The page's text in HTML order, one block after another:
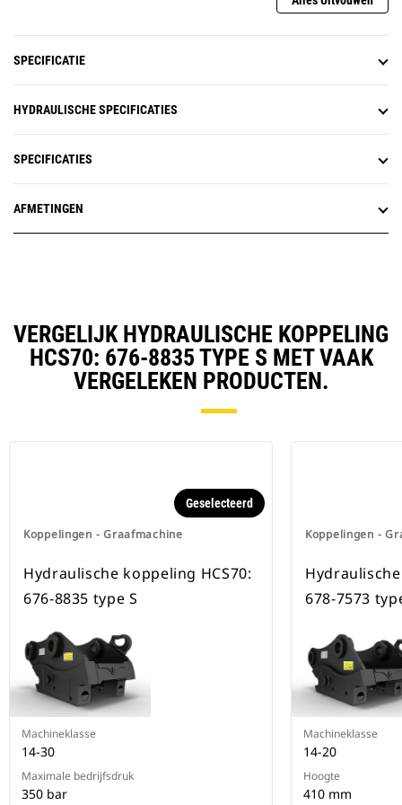
SPECIFICATIE
HYDRAULISCHE SPECIFICATIES
SPECIFICATIES
AFMETINGEN
VERGELIJK HYDRAULISCHE KOPPELING
HCS70: 676-8835 TYPE S MET VAAK
VERGELEKEN PRODUCTEN.
Koppelingen - Graafmachine
Geselecteerd
Hydraulische koppeling HCS70:
676-8835 type S
Machineklasse
14-30
Maximale bedrijfsdruk
350 bar
Koppelingen -
678-7573
Machineklasse
14-20
Hoogte
410 mm